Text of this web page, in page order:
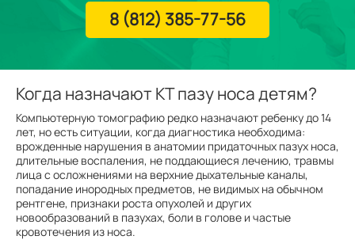
Когда назначают КТ пазу носа детям?
Компьютерную томографию редко назначают ребенку до 14
лет, но есть ситуации, когда диагностика необходима:
врожденные нарушения в анатомии придаточных пазух носа,
длительные воспаления, не поддающиеся лечению, травмы
лица с осложнениями на верхние дыхательные каналы,
попадание инородных предметов, не видимых на обычном
рентгене, признаки роста опухолей и других
новообразований в пазухах, боли в голове и частые
кровотечения из носа.
8 (812) 385-77-56